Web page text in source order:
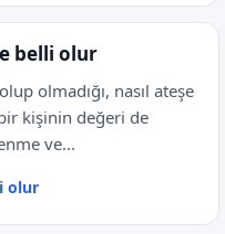
belli olur
olmadığı, nasıl ateşe
bir kişinin değeri de
ve...
olur